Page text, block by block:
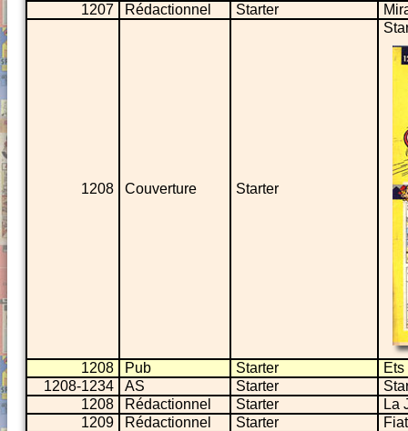
1207
Rédactionnel Starter
1208 Couverture Starter
1208 Pub Starter
1208-1234
AS Starter
1208
Rédactionnel Starter
La
1209
Rédactionnel Starter